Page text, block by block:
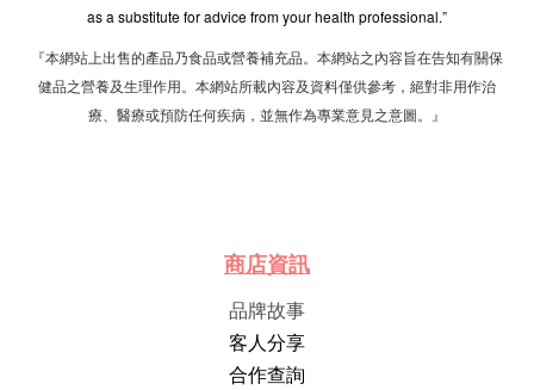
as a substitute for advice from your health professional.”
『本網站上出售的產品乃食品或營養補充品。本網站之內容旨在告知有關保
健品之營養及生理作用。本網站所載內容及資料僅供參考，絕對非用作治
療、醫療或預防任何疾病，並無作為專業意見之意圖。』
商店資訊
品牌故事
客人分享
合作查詢